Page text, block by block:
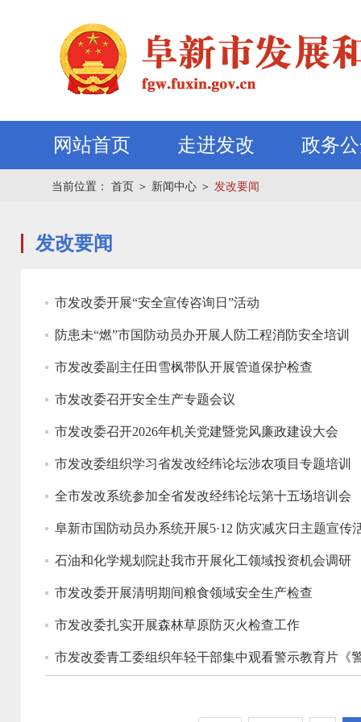
网站首页 走进发改 政务
当前位置： 首页 ＞ 新闻中心 ＞ 发改要闻
发改要闻
市发改委开展“安全宣传咨询日”活动
防患未“燃”市国防动员办开展人防工程消防安全培训
市发改委副主任田雪枫带队开展管道保护检查
市发改委召开安全生产专题会议
市发改委召开2026年机关党建暨党风廉政建设大会
市发改委组织学习省发改经纬论坛涉农项目专题培训
全市发改系统参加全省发改经纬论坛第十五场培训会
阜新市国防动员办系统开展5·12 防灾减灾日主题宣传
石油和化学规划院赴我市开展化工领域投资机会调研
市发改委开展清明期间粮食领域安全生产检查
市发改委扎实开展森林草原防灭火检查工作
市发改委青工委组织年轻干部集中观看警示教育片